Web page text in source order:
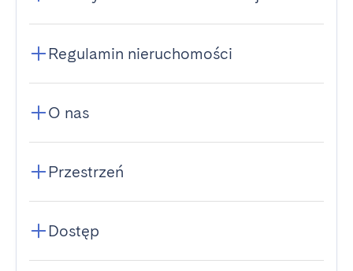
Regulamin nieruchomości
O nas
Przestrzeń
Dostęp